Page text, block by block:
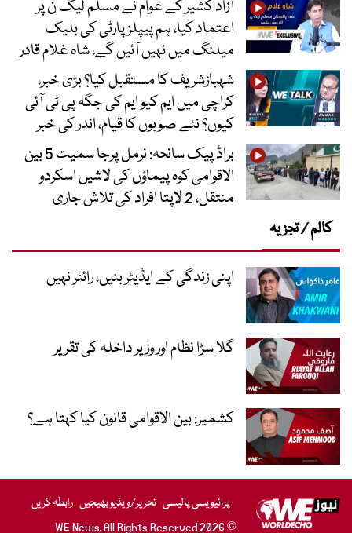
آزاد کشیر کے عوام نے مسلم لیگ ن پر
اعتماد کیا، ہم پیپلز پارٹی کی بلیک
میلنگ میں نہیں آئیں گے، شاہ غلام قادر
شہبازشریف کا مستقبل کیا؟ بڑی خبر،
کراچی میں ایم کیو ایم کی جگہ پی ٹی آئی
کیوں؟ نئے صوبوں کا قیام، اندر کی خبر
براڈ پیک سانحہ: نرمل پرجا سمیت 5 بین
الاقوامی کوہ پیماؤں کی لاشیں اسکردو
منتقل، 2 لاپتا افراد کی تلاش جاری
کالم / تجزیہ
اپنی زندگی کے ایڈیٹر بنیں، رائٹر نہیں
گلا سڑا نظام اور وزیر داخلہ کی تقریر
کشمیر: بین الاقوامی قانون کیا کہتا ہے؟
پرائیویسی پالیسی تحریر/ویڈیو بھیجیں رابطہ کریں
© 2026 WE News. All Rights Reserved